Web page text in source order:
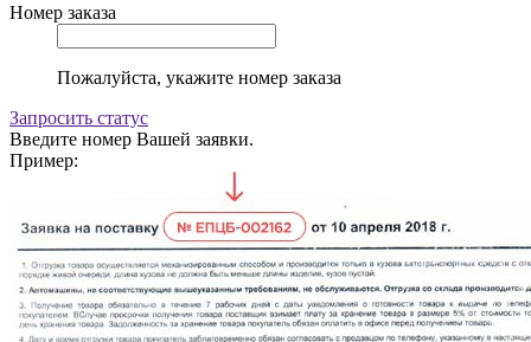
Номер заказа
Пожалуйста, укажите номер заказа
Запросить статус
Введите номер Вашей заявки.
Пример: